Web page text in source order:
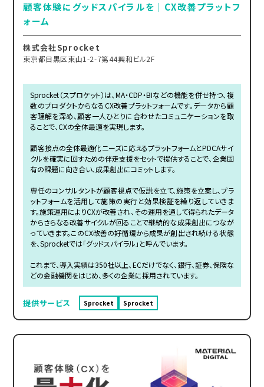
顧客体験にグッドスパイラルを｜CX改善プラットフ
ォーム
株式会社Sprocket
東京都目黒区東山1-2-7第44興和ビル2F
Sprocket（スプロケット）は、MA・CDP・BIなどの機能を併せ持つ、複
数のプロダクトからなるCX改善プラットフォームです。データから顧
客理解を深め、顧客一人ひとりに合わせたコミュニケーションを取
ることで、CXの全体最適を実現します。
顧客接点の全体最適化ニーズに応えるプラットフォームとPDCAサイ
クルを確実に回すための伴走支援をセットで提供することで、企業固
有の課題に向き合い、成果創出にコミットします。
専任のコンサルタントが顧客視点で仮説を立て、施策を立案し、プラ
ットフォームを活用して施策の実行と効果検証を繰り返していきま
す。施策運用によりCXが改善され、その運用を通して得られたデータ
からさらなる改善サイクルが回ることで継続的な成果創出につなが
っていきます。このCX改善の好循環から成果が創出され続ける状態
を、Sprocketでは「グッドスパイラル」と呼んでいます。
これまで、導入実績は350社以上、ECだけでなく、銀行、証券、保険な
どの金融機関をはじめ、多くの企業に採用されています。
提供サービス Sprocket Sprocket